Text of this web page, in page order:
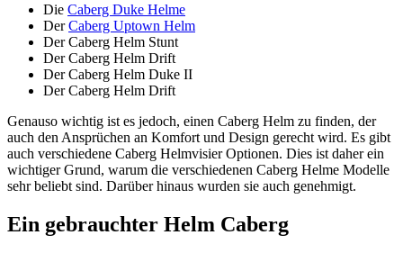
Die Caberg Duke Helme
DerCaberg Uptown Helm
Der Caberg Helm Stunt
Der Caberg Helm Drift
Der Caberg Helm Duke II
Der Caberg Helm Drift
Genauso wichtig ist es jedoch, einen Caberg Helm zu finden, der
auch den Ansprüchen an Komfort und Design gerecht wird. Es gibt
auch verschiedene Caberg Helmvisier Optionen. Dies ist daher ein
wichtiger Grund, warum die verschiedenen Caberg Helme Modelle
sehr beliebt sind. Darüber hinaus wurden sie auch genehmigt.
Ein gebrauchter Helm Caberg